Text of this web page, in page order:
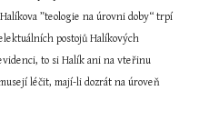
”teologie na úrovni doby“ trpí
postojů Halíkových
to si Halík ani na vteřinu
léčit, mají-li dozrát na úroveň